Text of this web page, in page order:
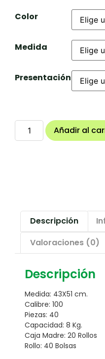
Color
Medida
Presentación
Añadir al
Descripción
Valoraciones (0)
Descripción
Medida: 43X51 cm.
Calibre: 100
Piezas: 40
Capacidad: 8 Kg.
Caja Madre: 20 Rollos
Rollo: 40 Bolsas